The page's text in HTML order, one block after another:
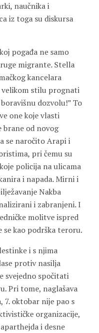
naučnika i
iz toga su diskursa
pogađa ne samo
migrante. Stella
kancelara
velikom stilu prognati
dozvolu!” To
one koje vlasti
brane od novog
se naročito Arapi i
pri čemu su
policija na ulicama
i napada. Mirni i
Nakba
i zabranjeni. I
molitve ispred
kao podrška teroru.
i s njima
protiv nasilja
svejedno spočitati
Pri tome, naglašava
7. oktobar nije pao s
organizacije,
i desne